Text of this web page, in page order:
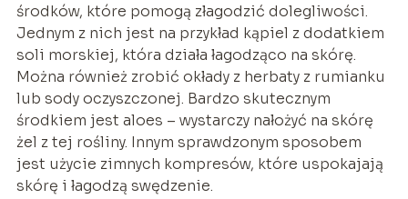
środków, które pomogą złagodzić dolegliwości.
Jednym z nich jest na przykład kąpiel z dodatkiem
soli morskiej, która działa łagodząco na skórę.
Można również zrobić okłady z herbaty z rumianku
lub sody oczyszczonej. Bardzo skutecznym
środkiem jest aloes – wystarczy nałożyć na skórę
żel z tej rośliny. Innym sprawdzonym sposobem
jest użycie zimnych kompresów, które uspokajają
skórę i łagodzą swędzenie.